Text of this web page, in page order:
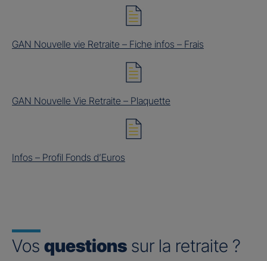
GAN Nouvelle vie Retraite – Fiche infos – Frais
GAN Nouvelle Vie Retraite – Plaquette
Infos – Profil Fonds d’Euros
Vos questions sur la retraite ?